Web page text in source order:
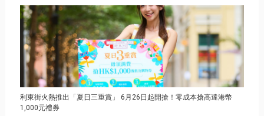
利東街火熱推出「夏日三重賞」 6月26日起開搶！零成本搶高達港幣
1,000元禮券